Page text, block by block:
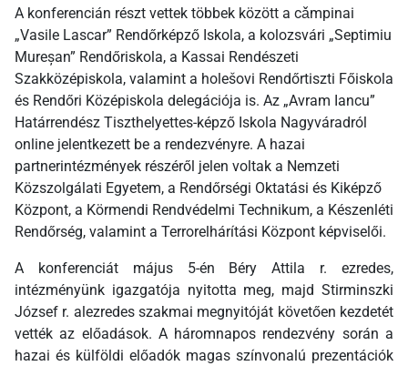
A konferencián részt vettek többek között a cǎmpinai
„Vasile Lascar” Rendőrképző Iskola, a kolozsvári „Septimiu
Mureșan” Rendőriskola, a Kassai Rendészeti
Szakközépiskola, valamint a holešovi Rendőrtiszti Főiskola
és Rendőri Középiskola delegációja is. Az „Avram Iancu”
Határrendész Tiszthelyettes-képző Iskola Nagyváradról
online jelentkezett be a rendezvényre. A hazai
partnerintézmények részéről jelen voltak a Nemzeti
Közszolgálati Egyetem, a Rendőrségi Oktatási és Kiképző
Központ, a Körmendi Rendvédelmi Technikum, a Készenléti
Rendőrség, valamint a Terrorelhárítási Központ képviselői.
A konferenciát május 5-én Béry Attila r. ezredes,
intézményünk igazgatója nyitotta meg, majd Stirminszki
József r. alezredes szakmai megnyitóját követően kezdetét
vették az előadások. A háromnapos rendezvény során a
hazai és külföldi előadók magas színvonalú prezentációk